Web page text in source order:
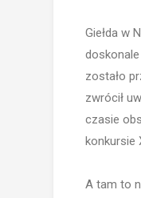
Giełda w
zostało
zwrócił
czasie
konkursie
A tam to